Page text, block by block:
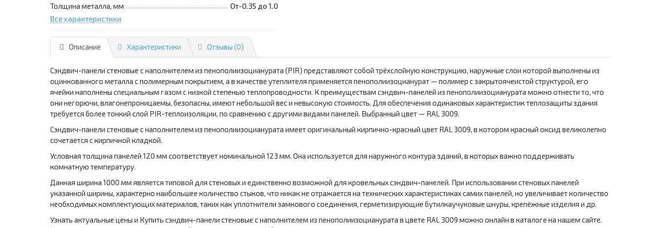
Толщина металла, мм
От-0.35 до 1.0
Все характеристики
Описание Характеристики Отзывы (0)
Сэндвич-панели стеновые с наполнителем из пенополиизоцианурата (PIR) представляют собой трёхслойную конструкцию, наружные слои которой выполнены из
оцинкованного металла с полимерным покрытием, а в качестве утеплителя применяется пенополиизоцианурат — полимер с закрытоячеистой структурой, его
ячейки наполнены специальным газом с низкой степенью теплопроводности. К преимуществам сэндвич-панелей из пенополиизоцианурата можно отнести то, что
они негорючи, влагонепроницаемы, безопасны, имеют небольшой вес и невысокую стоимость. Для обеспечения одинаковых характеристик теплозащиты здания
требуется более тонкий слой PIR-теплоизоляции, по сравнению с другими видами панелей. Выбранный цвет — RAL 3009.
Сэндвич-панели стеновые с наполнителем из пенополиизоцианурата имеет оригинальный кирпично-красный цвет RAL 3009, в котором красный оксид великолепно
сочетается с кирпичной кладкой.
Условная толщина панелей 120 мм соответствует номинальной 123 мм. Она используется для наружного контура зданий, в которых важно поддерживать
комнатную температуру.
Данная ширина 1000 мм является типовой для стеновых и единственно возможной для кровельных сэндвич-панелей. При использовании стеновых панелей
указанной ширины, характерно наибольшее количество стыков, что никак не отражается на технических характеристиках самих панелей, но увеличивает количество
необходимых комплектующих материалов, таких как уплотнители замкового соединения, герметизирующие бутилкаучуковые шнуры, крепёжные изделия и др.
Узнать актуальные цены и Купить сэндвич-панели стеновые с наполнителем из пенополиизоцианурата в цвете RAL 3009 можно онлайн в каталоге на нашем сайте.